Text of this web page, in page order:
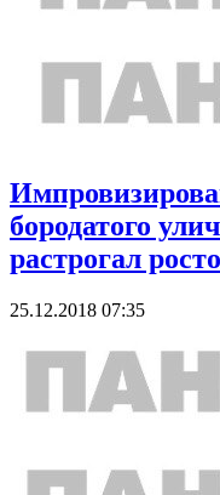
бородатого
растрогал
25.12.2018 07:35